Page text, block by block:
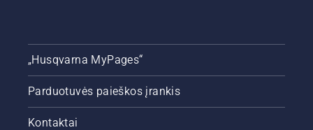
„Husqvarna MyPages“
Parduotuvės paieškos įrankis
Kontaktai